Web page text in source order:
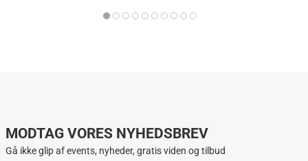
MODTAG VORES NYHEDSBREV
Gå ikke glip af events, nyheder, gratis viden og tilbud